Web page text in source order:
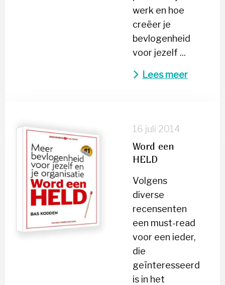
werk en hoe
creëer je
bevlogenheid
voor jezelf ...
Lees meer
16 juli 2014
Word een
HELD
Volgens
diverse
recensenten
een must-read
voor een ieder,
die
geïnteresseerd
is in het